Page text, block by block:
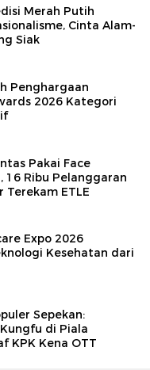
Merah Putih
Cinta Alam-
Siak
Penghargaan
2026 Kategori
Pakai Face
16 Ribu Pelanggaran
Terekam ETLE
Expo 2026
Kesehatan dari
Sepekan:
di Piala
KPK Kena OTT